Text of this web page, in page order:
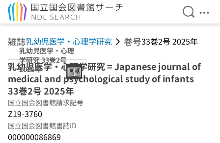
検索を
メ
雑誌乳幼児医学・心理学研究 巻号33巻2号 2025年
乳幼児医学・心理
学研究 33巻2号
2025年
乳幼児医学・心理学研究 = Japanese journal of
medical and psychological study of infants
33巻2号 2025年
国立国会図書館請求記号
Z19-3760
国立国会図書館書誌ID
000000086869